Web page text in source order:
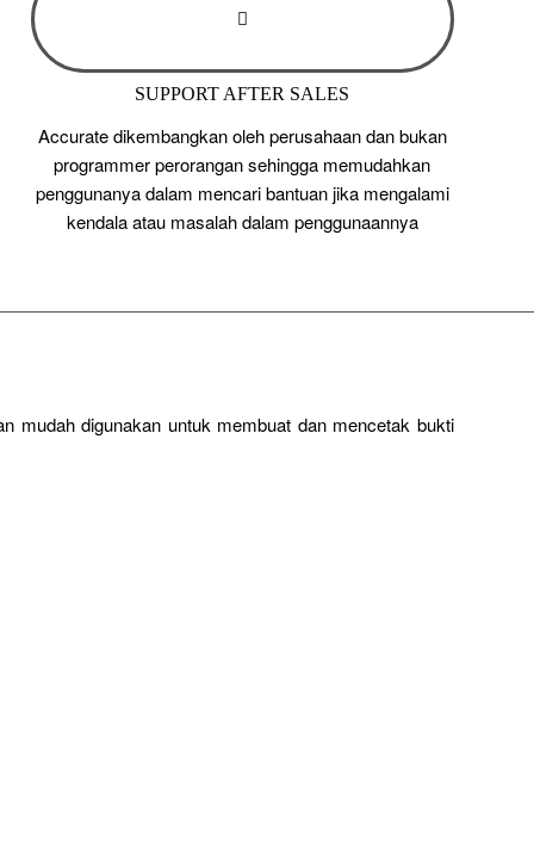
SUPPORT AFTER SALES
Accurate dikembangkan oleh perusahaan dan bukan
programmer perorangan sehingga memudahkan
penggunanya dalam mencari bantuan jika mengalami
kendala atau masalah dalam penggunaannya
mudah digunakan untuk membuat dan mencetak bukti